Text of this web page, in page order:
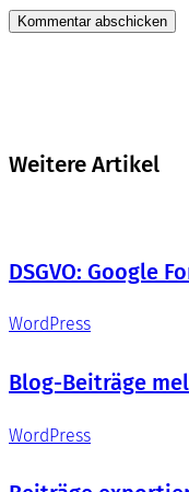
Weitere Artikel
DSGVO: Google
WordPress
Blog-Beiträge
WordPress